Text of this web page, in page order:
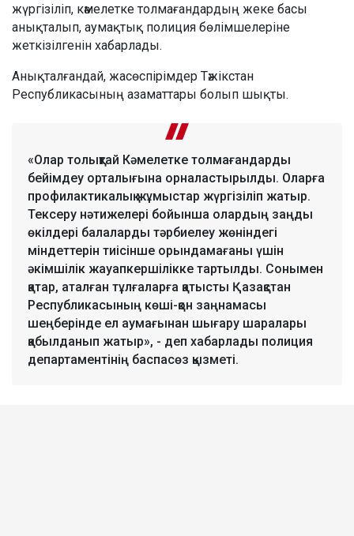
жүргізіліп, кәмелетке толмағандардың жеке басы
анықталып, аумақтық полиция бөлімшелеріне
жеткізілгенін хабарлады.
Анықталғандай, жасөспірімдер Тәжікстан
Республикасының азаматтары болып шықты.
«Олар толықтай Кәмелетке толмағандарды
бейімдеу орталығына орналастырылды. Оларға
профилактикалық жұмыстар жүргізіліп жатыр.
Тексеру нәтижелері бойынша олардың заңды
өкілдері балаларды тәрбиелеу жөніндегі
міндеттерін тиісінше орындамағаны үшін
әкімшілік жауапкершілікке тартылды. Сонымен
қатар, аталған тұлғаларға қатысты Қазақстан
Республикасының көші-қон заңнамасы
шеңберінде ел аумағынан шығару шаралары
қабылданып жатыр», - деп хабарлады полиция
департаментінің баспасөз қызметі.